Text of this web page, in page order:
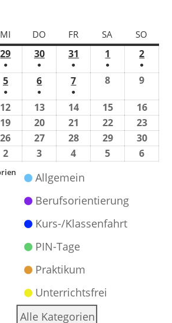
MI DO FR SA SO
29
●
30
●
31
●
1
●
2
●
5
●
6
●
7
●
8 9
12 13 14 15
16
19 20 21 22
23
26 27 28 29
30
2 3 4 5 6
Allgemein
Berufsorientierung
Kurs-/Klassenfahrt
PIN-Tage
Praktikum
Unterrichtsfrei
Alle Kategorien